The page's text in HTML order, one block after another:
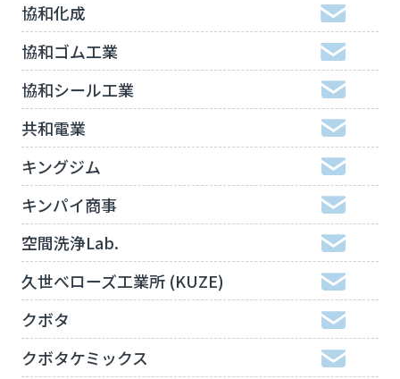
協和化成
協和ゴム工業
協和シール工業
共和電業
キングジム
キンパイ商事
空間洗浄Lab.
久世べローズ工業所 (KUZE)
クボタ
クボタケミックス